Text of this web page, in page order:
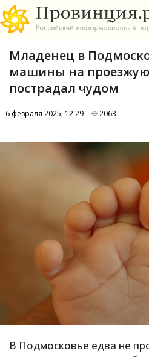
А
В
Младенец в
машины на проезжую
пострадал чудом
6 февраля 2025, 12:29 2063
В Подмосковье едва не